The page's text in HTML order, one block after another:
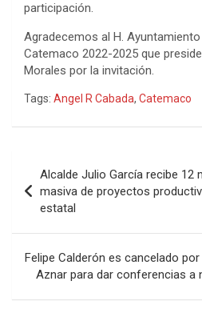
participación.
Agradecemos al H.
Catemaco 2022-2025 que
Morales por la invitación.
Tags: Angel R Cabada, Catemaco
de
entradas
Alcalde Julio García recibe 12
masiva de proyectos
estatal
Felipe Calderón es cancelado
Aznar para dar conferencias a